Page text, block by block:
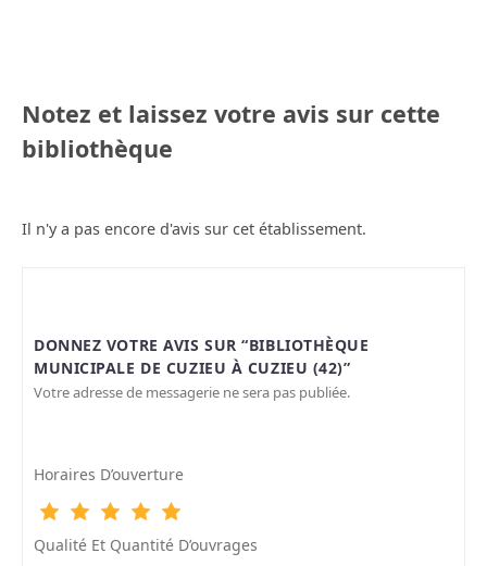
Notez et laissez votre avis sur cette
bibliothèque
Il n'y a pas encore d'avis sur cet établissement.
DONNEZ VOTRE AVIS SUR “BIBLIOTHÈQUE
MUNICIPALE DE CUZIEU À CUZIEU (42)”
Votre adresse de messagerie ne sera pas publiée.
Horaires D’ouverture
Qualité Et Quantité D’ouvrages